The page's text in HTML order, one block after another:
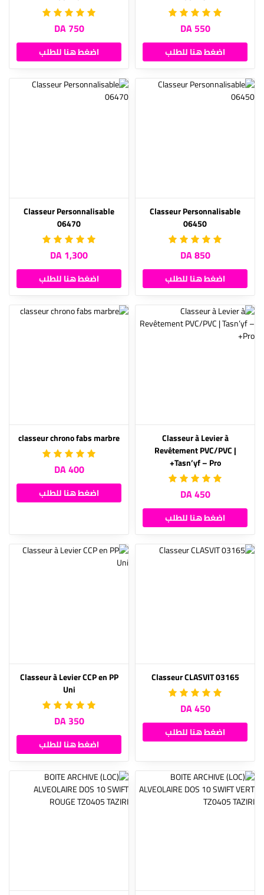
550 DA
اضغط هنا للطلب
750 DA
اضغط هنا للطلب
Classeur Personnalisable
06450
850 DA
اضغط هنا للطلب
Classeur Personnalisable
06470
1,300 DA
اضغط هنا للطلب
Classeur à Levier à
Revêtement PVC/PVC |
Tasn’yf – Pro+
450 DA
اضغط هنا للطلب
classeur chrono fabs marbre
400 DA
اضغط هنا للطلب
Classeur CLASVIT 03165
450 DA
اضغط هنا للطلب
Classeur à Levier CCP en PP
Uni
350 DA
اضغط هنا للطلب